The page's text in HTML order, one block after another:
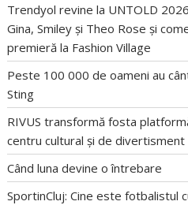
Trendyol revine la UNTOLD
Gina, Smiley și Theo Rose și
premieră la Fashion Village
Peste 100 000 de oameni au
Sting
RIVUS transformă fosta
centru cultural și de divertisment
Când luna devine o întrebare
SportinCluj: Cine este fotbalistul